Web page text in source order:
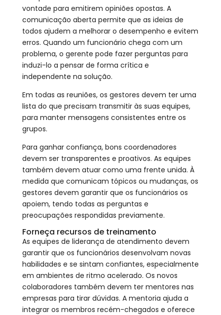
vontade para emitirem opiniões opostas. A
comunicação aberta permite que as ideias de
todos ajudem a melhorar o desempenho e evitem
erros. Quando um funcionário chega com um
problema, o gerente pode fazer perguntas para
induzi-lo a pensar de forma crítica e
independente na solução.
Em todas as reuniões, os gestores devem ter uma
lista do que precisam transmitir às suas equipes,
para manter mensagens consistentes entre os
grupos.
Para ganhar confiança, bons coordenadores
devem ser transparentes e proativos. As equipes
também devem atuar como uma frente unida. À
medida que comunicam tópicos ou mudanças, os
gestores devem garantir que os funcionários os
apoiem, tendo todas as perguntas e
preocupações respondidas previamente.
Forneça recursos de treinamento
As equipes de liderança de atendimento devem
garantir que os funcionários desenvolvam novas
habilidades e se sintam confiantes, especialmente
em ambientes de ritmo acelerado. Os novos
colaboradores também devem ter mentores nas
empresas para tirar dúvidas. A mentoria ajuda a
integrar os membros recém-chegados e oferece